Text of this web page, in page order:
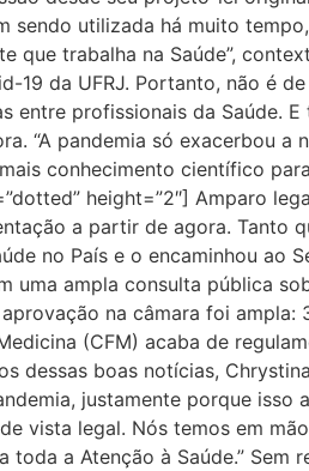
sendo utilizada há muito
que trabalha na Saúde”,
19 da UFRJ. Portanto, não é
entre profissionais da Saúde.
“A pandemia só exacerbou
conhecimento científico
height=”2″] Amparo
a partir de agora. Tanto
no País e o encaminhou ao
uma ampla consulta pública
aprovação na câmara foi
(CFM) acaba de
dessas boas notícias,
justamente porque
vista legal. Nós temos em
toda a Atenção à Saúde.”